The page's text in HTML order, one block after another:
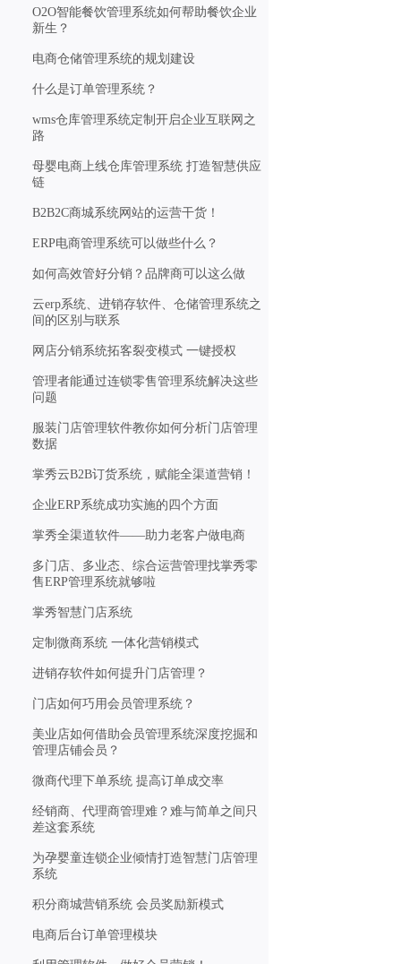
O2O智能餐饮管理系统如何帮助餐饮企业
新生？
电商仓储管理系统的规划建设
什么是订单管理系统？
wms仓库管理系统定制开启企业互联网之
路
母婴电商上线仓库管理系统 打造智慧供应
链
B2B2C商城系统网站的运营干货！
ERP电商管理系统可以做些什么？
如何高效管好分销？品牌商可以这么做
云erp系统、进销存软件、仓储管理系统之
间的区别与联系
网店分销系统拓客裂变模式 一键授权
管理者能通过连锁零售管理系统解决这些
问题
服装门店管理软件教你如何分析门店管理
数据
掌秀云B2B订货系统，赋能全渠道营销！
企业ERP系统成功实施的四个方面
掌秀全渠道软件——助力老客户做电商
多门店、多业态、综合运营管理找掌秀零
售ERP管理系统就够啦
掌秀智慧门店系统
定制微商系统 一体化营销模式
进销存软件如何提升门店管理？
门店如何巧用会员管理系统？
美业店如何借助会员管理系统深度挖掘和
管理店铺会员？
微商代理下单系统 提高订单成交率
经销商、代理商管理难？难与简单之间只
差这套系统
为孕婴童连锁企业倾情打造智慧门店管理
系统
积分商城营销系统 会员奖励新模式
电商后台订单管理模块